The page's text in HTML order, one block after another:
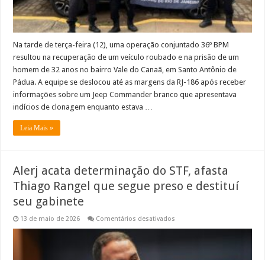
Na tarde de terça-feira (12), uma operação conjuntado 36º BPM
resultou na recuperação de um veículo roubado e na prisão de um
homem de 32 anos no bairro Vale do Canaã, em Santo Antônio de
Pádua. A equipe se deslocou até as margens da RJ-186 após receber
informações sobre um Jeep Commander branco que apresentava
indícios de clonagem enquanto estava …
Leia Mais »
Alerj acata determinação do STF, afasta
Thiago Rangel que segue preso e destituí
seu gabinete
13 de maio de 2026 Comentários desativados